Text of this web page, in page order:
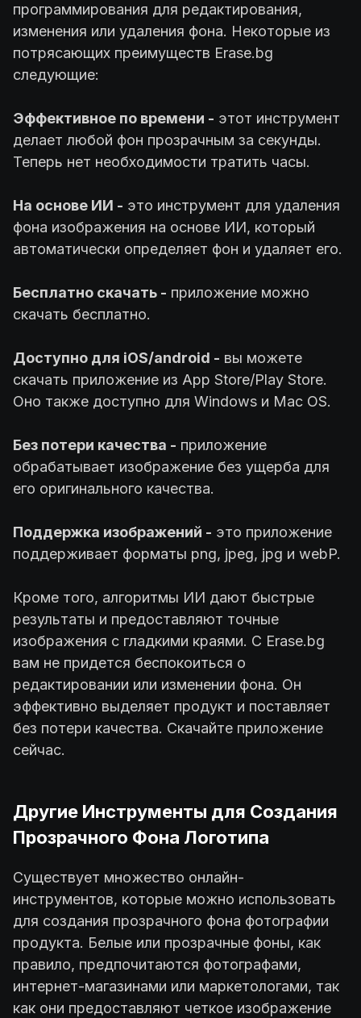
программирования для редактирования,
изменения или удаления фона. Некоторые из
потрясающих преимуществ Erase.bg
следующие:
Эффективное по времени - этот инструмент
делает любой фон прозрачным за секунды.
Теперь нет необходимости тратить часы.
На основе ИИ - это инструмент для удаления
фона изображения на основе ИИ, который
автоматически определяет фон и удаляет его.
Бесплатно скачать - приложение можно
скачать бесплатно.
Доступно для iOS/android - вы можете
скачать приложение из App Store/Play Store.
Оно также доступно для Windows и Mac OS.
Без потери качества - приложение
обрабатывает изображение без ущерба для
его оригинального качества.
Поддержка изображений - это приложение
поддерживает форматы png, jpeg, jpg и webP.
Кроме того, алгоритмы ИИ дают быстрые
результаты и предоставляют точные
изображения с гладкими краями. С Erase.bg
вам не придется беспокоиться о
редактировании или изменении фона. Он
эффективно выделяет продукт и поставляет
без потери качества. Скачайте приложение
сейчас.
Другие Инструменты для Создания
Прозрачного Фона Логотипа
Существует множество онлайн-
инструментов, которые можно использовать
для создания прозрачного фона фотографии
продукта. Белые или прозрачные фоны, как
правило, предпочитаются фотографами,
интернет-магазинами или маркетологами, так
как они предоставляют четкое изображение